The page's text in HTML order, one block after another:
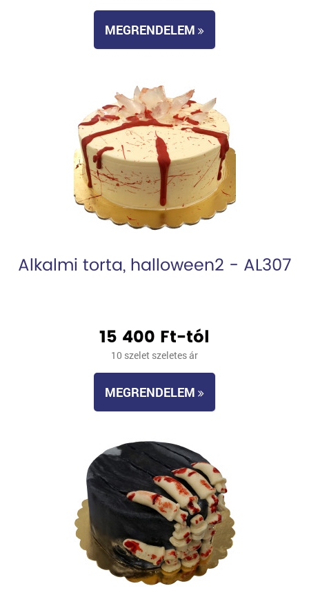
MEGRENDELEM
Alkalmi torta, halloween2 - AL307
15 400 Ft-tól
10 szelet szeletes ár
MEGRENDELEM